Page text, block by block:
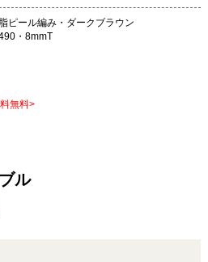
ピール編み・ダークブラウン
・8mmT
無料>
ル